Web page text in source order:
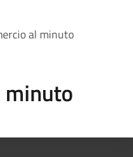
al minuto
minuto